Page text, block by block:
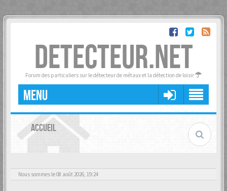
DETECTEUR.NET
Forum des particuliers sur le détecteur de métaux et la détection de loisir
MENU
ACCUEIL
Nous sommes le 08 août 2026, 19:24